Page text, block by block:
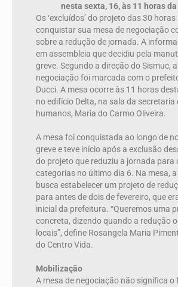
nesta sexta, 16, às 11 horas
Os ‘excluídos’ do projeto das 30
conquistar sua mesa de negociação
sobre a redução de jornada. A
em assembleia que decidiu pela
greve. Segundo a direção do Sismuc,
negociação foi marcada com o
Ducci. A mesa ocorre às 11 horas
no edifício Delta, na sala da secretaria
humanos, Maria do Carmo Oliveira.
A mesa foi conquistada ao longo de
greve e teve início após a exclusão
do projeto que reduziu a jornada para
categorias no último dia 6. Na mesa,
busca estabelecer um projeto de
para antes de dois de fevereiro, que
inicial da prefeitura. “Queremos uma
concreta, dizendo quando a redução
locais”, define Rosangela Maria
do Centro Vida.
Mobilização
A mesa de negociação não significa o